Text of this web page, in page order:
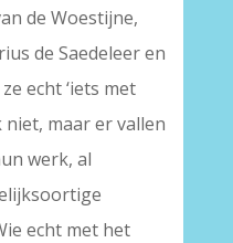
de Woestijne,
de Saedeleer en
echt ‘iets met
niet, maar er vallen
werk, al
echt met het